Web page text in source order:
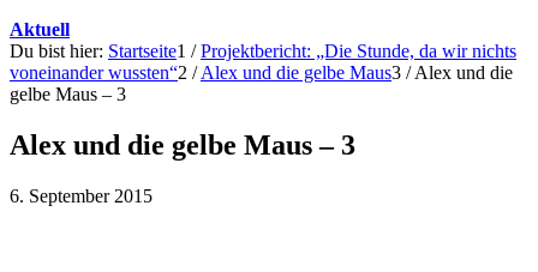
Aktuell
Du bist hier: Startseite1 / Projektbericht: „Die Stunde, da wir nichts
voneinander wussten“2 / Alex und die gelbe Maus3 / Alex und die
gelbe Maus – 3
Alex und die gelbe Maus – 3
6. September 2015